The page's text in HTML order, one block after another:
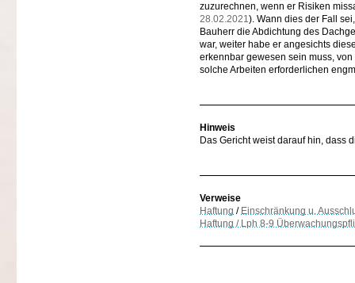
zuzurechnen, wenn er Risiken
28.02.2021). Wann dies der Fall
Bauherr die Abdichtung des
war, weiter habe er angesichts
erkennbar gewesen sein muss,
solche Arbeiten erforderlichen
Hinweis
Das Gericht weist darauf hin, dass
Verweise
Haftung / Einschränkung u.
Haftung / Lph 8-9